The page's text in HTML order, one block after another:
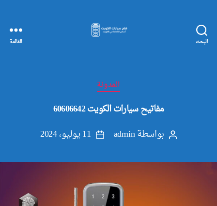
البحث
الكويت
القائمة
التصنيفاتالمدونة
مفاتيح سيارات الكويت 60606642
كاتببواسطةadmin
تاريخ
11 يوليو، 2024